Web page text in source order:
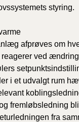
styring.
afprøves om
ved
i et udvalgt rum
fremløbsledning
fra